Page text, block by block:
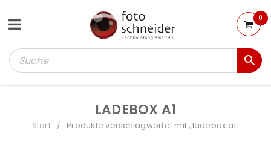
0
LADEBOX A1
Start / Produkte verschlagwortet mit „ladebox a1“